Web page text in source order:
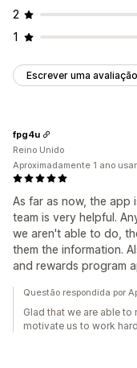
2
1
Escrever uma avaliação
As far as now, the app
team is very helpful.
we aren't able to do,
them the information.
and rewards program
fpg4u
Reino Unido
Aproximadamente 1 ano
Questão respondida por
Glad that we are able
motivate us to work